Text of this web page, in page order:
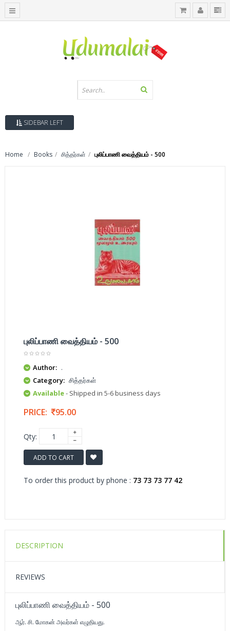
SIDEBAR LEFT
Home Books சித்தர்கள் புலிப்பாணி வைத்தியம் - 500
புலிப்பாணி வைத்தியம் - 500
Author: .
Category: சித்தர்கள்
Available- Shipped in 5-6 business days
PRICE: 95.00
Qty:
ADD TO CART
To order this product by phone : 73 73 73 77 42
DESCRIPTION
REVIEWS
புலிப்பாணி வைத்தியம் - 500
ஆர். சி. மோகன் அவர்கள் எழுதியது.